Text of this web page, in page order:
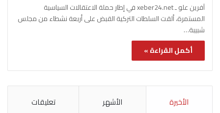
آفرين علو ـ xeber24.net في إطار حملة الاعتقالات السياسية
المستمرة، ألقت السلطات التركية القبض على أربعة نشطاء من مجلس
شبيبة…
أكمل القراءة »
الأخيرة الأشهر تعليقات